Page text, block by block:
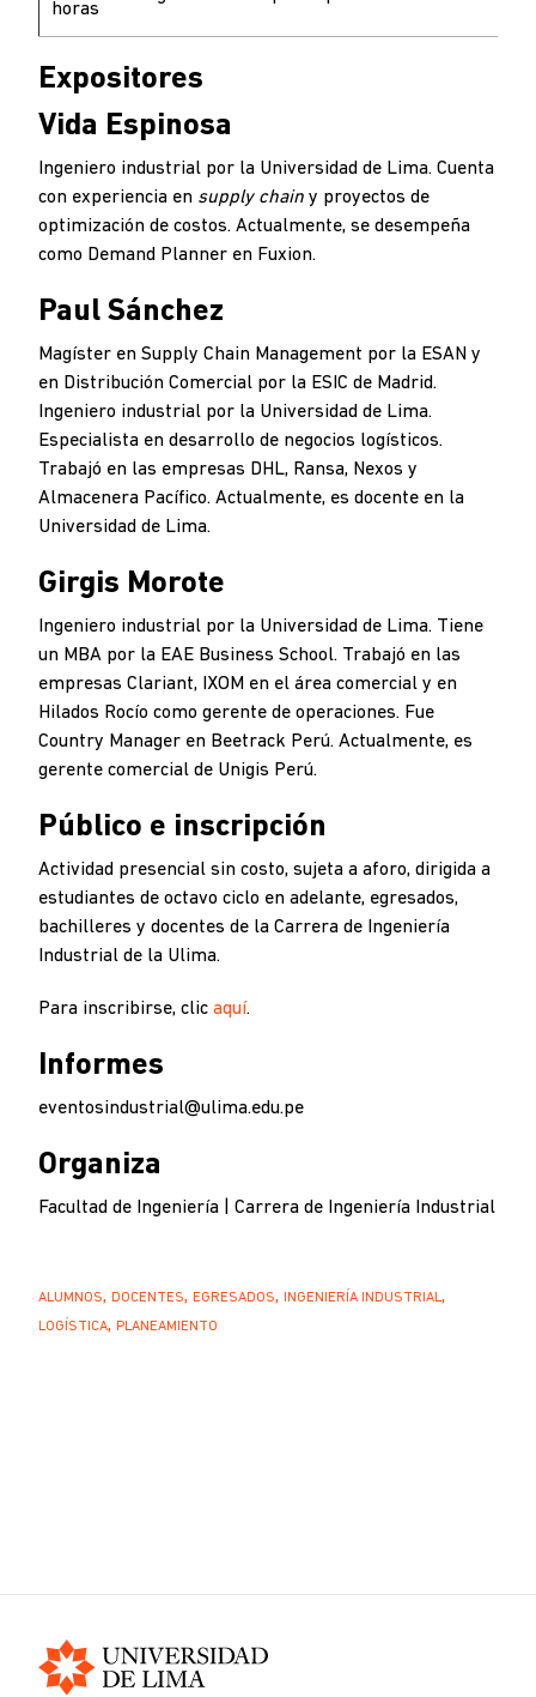
horas
Expositores
Vida Espinosa
Ingeniero industrial por la Universidad de Lima. Cuenta
con experiencia en supply chain y proyectos de
optimización de costos. Actualmente, se desempeña
como Demand Planner en Fuxion.
Paul Sánchez
Magíster en Supply Chain Management por la ESAN y
en Distribución Comercial por la ESIC de Madrid.
Ingeniero industrial por la Universidad de Lima.
Especialista en desarrollo de negocios logísticos.
Trabajó en las empresas DHL, Ransa, Nexos y
Almacenera Pacífico. Actualmente, es docente en la
Universidad de Lima.
Girgis Morote
Ingeniero industrial por la Universidad de Lima. Tiene
un MBA por la EAE Business School. Trabajó en las
empresas Clariant, IXOM en el área comercial y en
Hilados Rocío como gerente de operaciones. Fue
Country Manager en Beetrack Perú. Actualmente, es
gerente comercial de Unigis Perú.
Público e inscripción
Actividad presencial sin costo, sujeta a aforo, dirigida a
estudiantes de octavo ciclo en adelante, egresados,
bachilleres y docentes de la Carrera de Ingeniería
Industrial de la Ulima.
Para inscribirse, clic aquí.
Informes
eventosindustrial@ulima.edu.pe
Organiza
Facultad de Ingeniería | Carrera de Ingeniería Industrial
ALUMNOS DOCENTES EGRESADOS
INGENIERÍA INDUSTRIAL
LOGÍSTICA
PLANEAMIENTO